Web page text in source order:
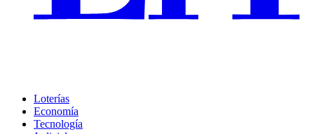
Loterías
Economía
Tecnología